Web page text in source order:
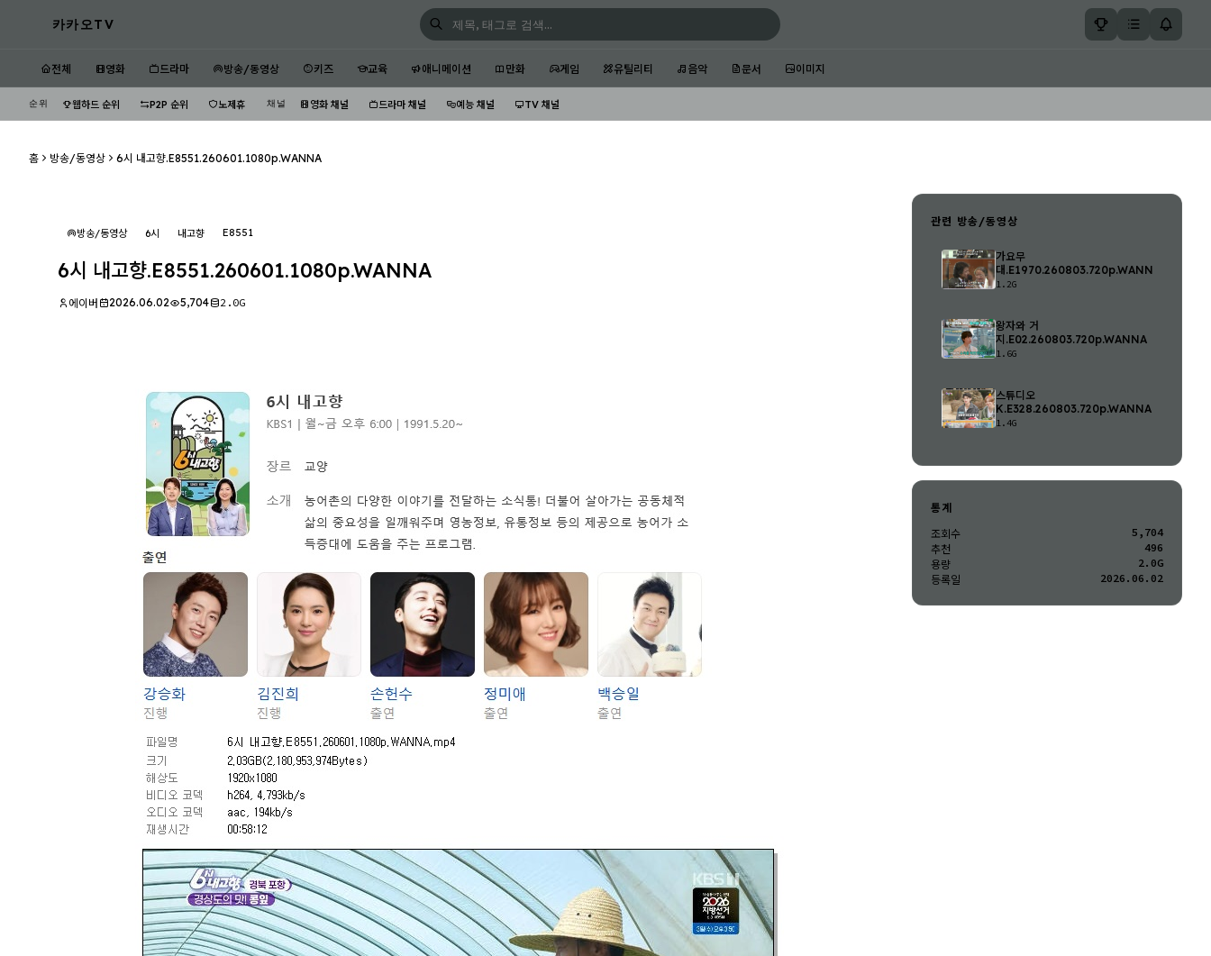
카카오TV
전체 영화 드라마 방송/동영상 키즈 교육 애니메이션 만화 게임 유틸리티 음악 문서 이미지
순위 웹하드 순위 P2P 순위 노제휴 채널 영화 채널 드라마 채널 예능 채널 TV 채널
홈 방송/동영상 6시 내고향.E8551.260601.1080p.WANNA
방송/동영상 6시 내고향 E8551
6시 내고향.E8551.260601.1080p.WANNA
에이버 2026.06.02 5,704 2.0G
관련 방송/동영상
가요무
대.E1970.260803.720p.WANNA
1.2G
왕자와 거
지.E02.260803.720p.WANNA
1.6G
스튜디오
K.E328.260803.720p.WANNA
1.4G
통계
조회수
5,704
추천
496
용량
2.0G
등록일
2026.06.02